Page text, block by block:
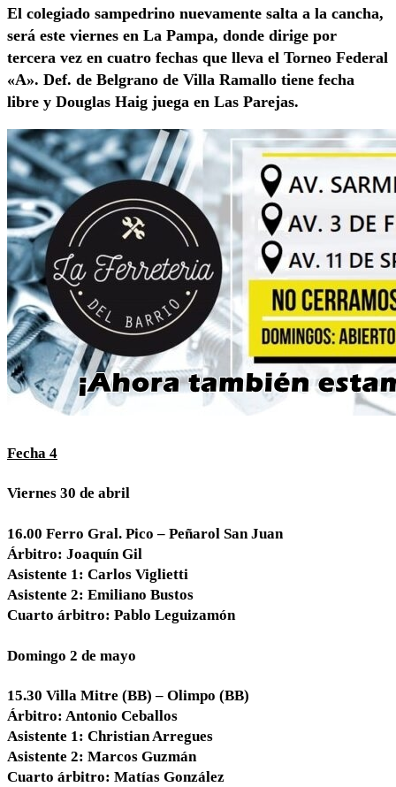
El colegiado sampedrino nuevamente salta a la cancha,
será este viernes en La Pampa, donde dirige por
tercera vez en cuatro fechas que lleva el Torneo Federal
«A». Def. de Belgrano de Villa Ramallo tiene fecha
libre y Douglas Haig juega en Las Parejas.
Fecha 4
Viernes 30 de abril
16.00 Ferro Gral. Pico – Peñarol San Juan
Árbitro: Joaquín Gil
Asistente 1: Carlos Viglietti
Asistente 2: Emiliano Bustos
Cuarto árbitro: Pablo Leguizamón
Domingo 2 de mayo
15.30 Villa Mitre (BB) – Olimpo (BB)
Árbitro: Antonio Ceballos
Asistente 1: Christian Arregues
Asistente 2: Marcos Guzmán
Cuarto árbitro: Matías González